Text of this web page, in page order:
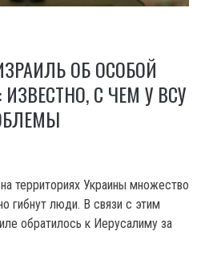
ОБ ОСОБОЙ
С ЧЕМ У ВСУ
территориях Украины множество
гибнут люди. В связи с этим
обратилось к Иерусалиму за